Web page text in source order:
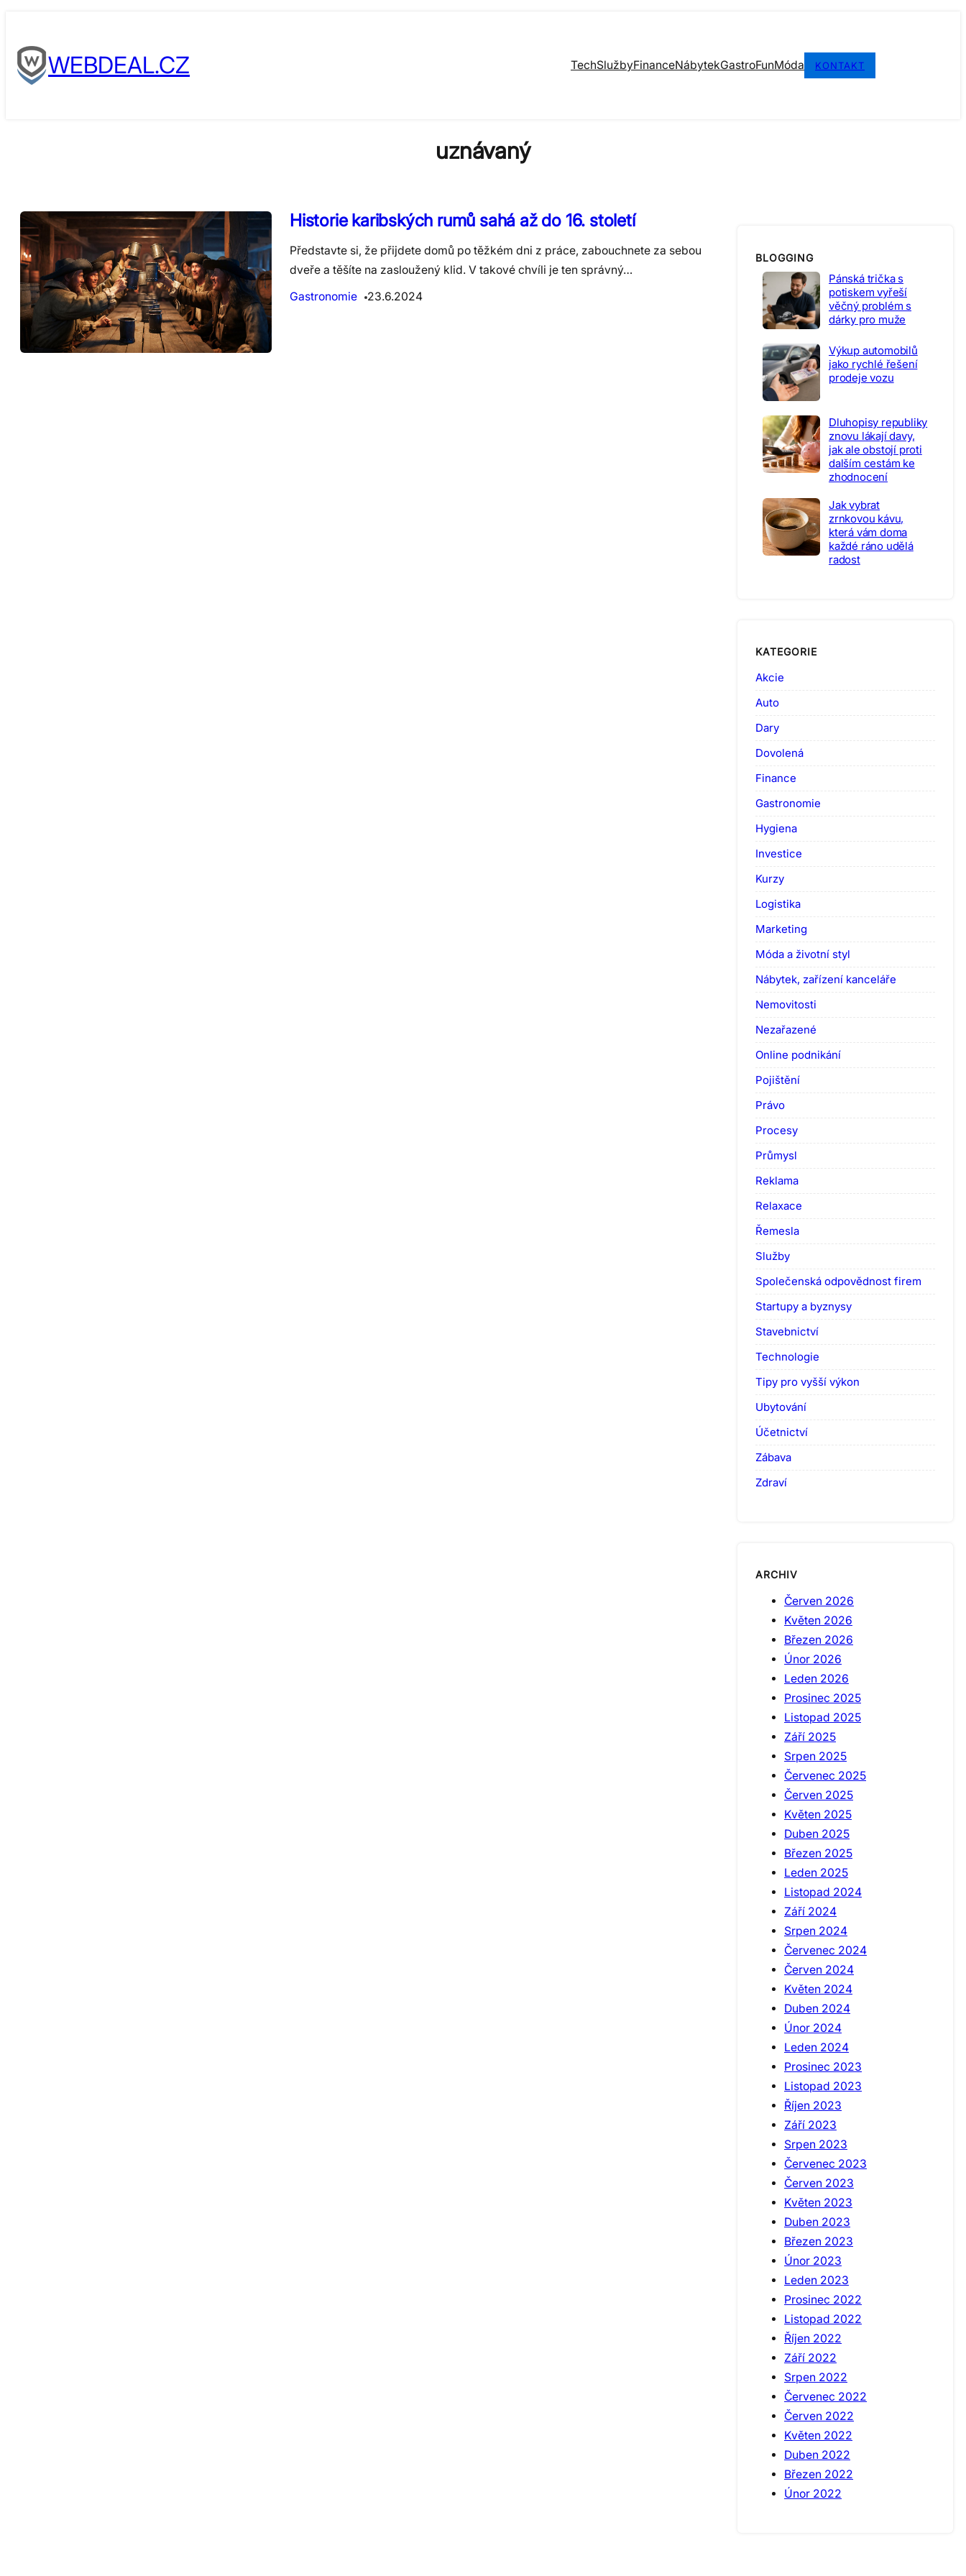
contentWEBDEAL.CZ TechSlužbyFinanceNábytekGastroFunMóda KONTAKT
uznávaný
Historie karibských rumů sahá až do 16. století
Představte si, že přijdete domů po těžkém dni z práce, zabouchnete za sebou
dveře a těšíte na zasloužený klid. V takové chvíli je ten správný…
Gastronomie
23.6.2024
BLOGGING
Pánská trička s
potiskem vyřeší
věčný problém s
dárky pro muže
Výkup automobilů
jako rychlé řešení
prodeje vozu
Dluhopisy republiky
znovu lákají davy,
jak ale obstojí proti
dalším cestám ke
zhodnocení
Jak vybrat
zrnkovou kávu,
která vám doma
každé ráno udělá
radost
KATEGORIE
Akcie
Auto
Dary
Dovolená
Finance
Gastronomie
Hygiena
Investice
Kurzy
Logistika
Marketing
Móda a životní styl
Nábytek, zařízení kanceláře
Nemovitosti
Nezařazené
Online podnikání
Pojištění
Právo
Procesy
Průmysl
Reklama
Relaxace
Řemesla
Služby
Společenská odpovědnost firem
Startupy a byznysy
Stavebnictví
Technologie
Tipy pro vyšší výkon
Ubytování
Účetnictví
Zábava
Zdraví
ARCHIV
Červen 2026
Květen 2026
Březen 2026
Únor 2026
Leden 2026
Prosinec 2025
Listopad 2025
Září 2025
Srpen 2025
Červenec 2025
Červen 2025
Květen 2025
Duben 2025
Březen 2025
Leden 2025
Listopad 2024
Září 2024
Srpen 2024
Červenec 2024
Červen 2024
Květen 2024
Duben 2024
Únor 2024
Leden 2024
Prosinec 2023
Listopad 2023
Říjen 2023
Září 2023
Srpen 2023
Červenec 2023
Červen 2023
Květen 2023
Duben 2023
Březen 2023
Únor 2023
Leden 2023
Prosinec 2022
Listopad 2022
Říjen 2022
Září 2022
Srpen 2022
Červenec 2022
Červen 2022
Květen 2022
Duben 2022
Březen 2022
Únor 2022